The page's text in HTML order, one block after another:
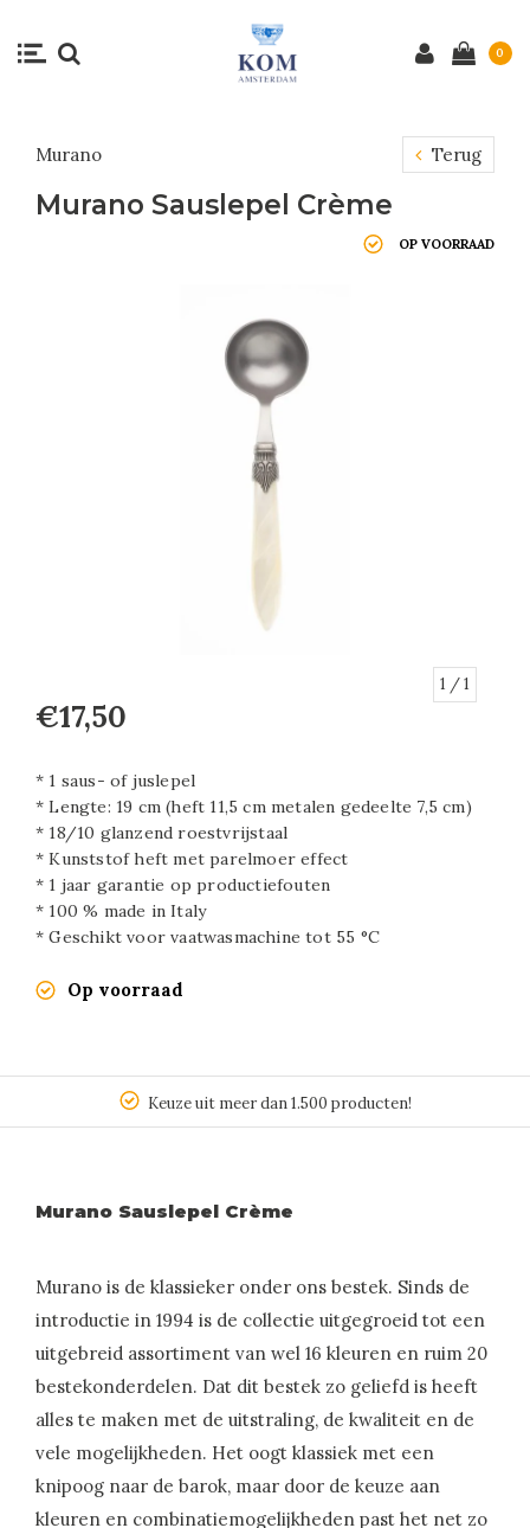
0
Murano Terug
Murano Sauslepel Crème
OP VOORRAAD
1 / 1
€17,50
* 1 saus- of juslepel
* Lengte: 19 cm (heft 11,5 cm metalen gedeelte 7,5 cm)
* 18/10 glanzend roestvrijstaal
* Kunststof heft met parelmoer effect
* 1 jaar garantie op productiefouten
* 100 % made in Italy
* Geschikt voor vaatwasmachine tot 55 °C
Op voorraad
Keuze uit meer dan 1.500 producten!
Murano Sauslepel Crème
Murano is de klassieker onder ons bestek. Sinds de
introductie in 1994 is de collectie uitgegroeid tot een
uitgebreid assortiment van wel 16 kleuren en ruim 20
bestekonderdelen. Dat dit bestek zo geliefd is heeft
alles te maken met de uitstraling, de kwaliteit en de
vele mogelijkheden. Het oogt klassiek met een
knipoog naar de barok, maar door de keuze aan
kleuren en combinatiemogelijkheden past het net zo